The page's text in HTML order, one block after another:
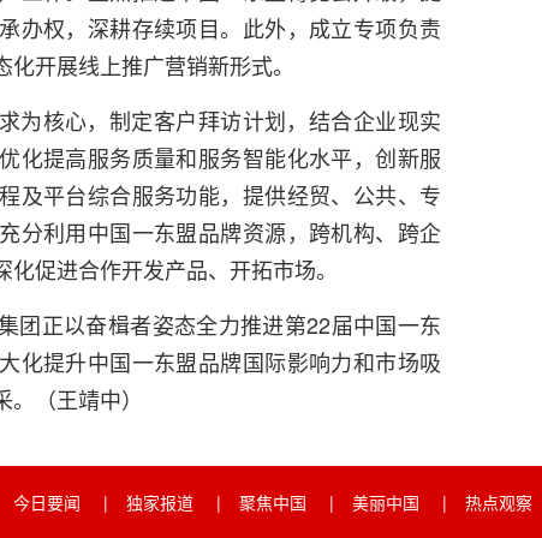
办权，深耕存续项目。此外，成立专项负责
开展线上推广营销新形式。
为核心，制定客户拜访计划，结合企业现实
化提高服务质量和服务智能化水平，创新服
及平台综合服务功能，提供经贸、公共、专
分利用中国一东盟品牌资源，跨机构、跨企
促进合作开发产品、开拓市场。
团正以奋楫者姿态全力推进第22届中国一东
化提升中国一东盟品牌国际影响力和市场吸
（王靖中）
今日要闻 | 独家报道 | 聚焦中国 | 美丽中国 | 热点观察